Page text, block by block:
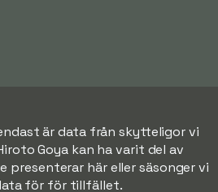
är data från skytteligor vi
Goya kan ha varit del av
presenterar här eller säsonger vi
för för tillfället.